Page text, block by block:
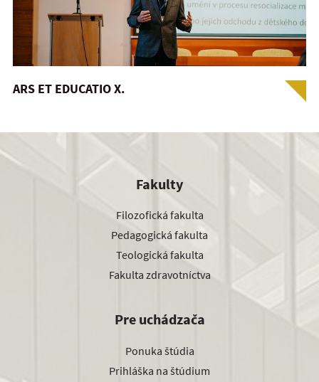
ARS ET EDUCATIO X.
Fakulty
Filozofická fakulta
Pedagogická fakulta
Teologická fakulta
Fakulta zdravotníctva
Pre uchádzača
Ponuka štúdia
Prihláška na štúdium